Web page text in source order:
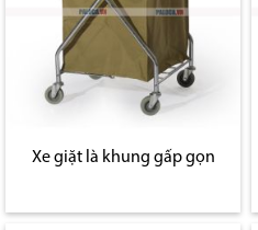
Xe giặt là khung gấp gọn